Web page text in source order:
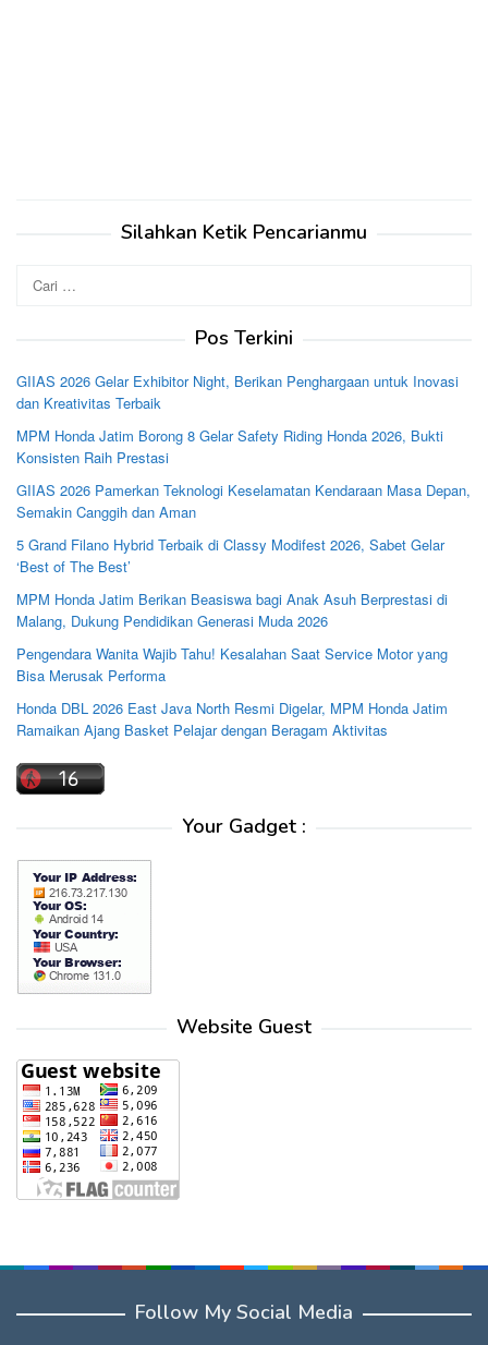
Silahkan Ketik Pencarianmu
untuk:
Pos Terkini
GIIAS 2026 Gelar Exhibitor Night, Berikan Penghargaan untuk Inovasi
dan Kreativitas Terbaik
MPM Honda Jatim Borong 8 Gelar Safety Riding Honda 2026, Bukti
Konsisten Raih Prestasi
GIIAS 2026 Pamerkan Teknologi Keselamatan Kendaraan Masa Depan,
Semakin Canggih dan Aman
5 Grand Filano Hybrid Terbaik di Classy Modifest 2026, Sabet Gelar
‘Best of The Best’
MPM Honda Jatim Berikan Beasiswa bagi Anak Asuh Berprestasi di
Malang, Dukung Pendidikan Generasi Muda 2026
Pengendara Wanita Wajib Tahu! Kesalahan Saat Service Motor yang
Bisa Merusak Performa
Honda DBL 2026 East Java North Resmi Digelar, MPM Honda Jatim
Ramaikan Ajang Basket Pelajar dengan Beragam Aktivitas
Your Gadget :
Website Guest
Follow My Social Media